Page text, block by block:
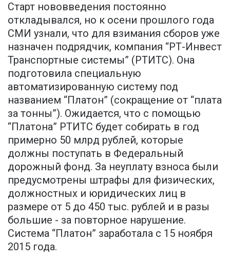
Старт нововведения постоянно
откладывался, но к осени прошлого года
СМИ узнали, что для взимания сборов уже
назначен подрядчик, компания “РТ-Инвест
Транспортные системы” (РТИТС). Она
подготовила специальную
автоматизированную систему под
названием “Платон” (сокращение от “плата
за тонны”). Ожидается, что с помощью
“Платона” РТИТС будет собирать в год
примерно 50 млрд рублей, которые
должны поступать в Федеральный
дорожный фонд. За неуплату взноса были
предусмотрены штрафы для физических,
должностных и юридических лиц в
размере от 5 до 450 тыс. рублей и в разы
большие - за повторное нарушение.
Система “Платон” заработала с 15 ноября
2015 года.